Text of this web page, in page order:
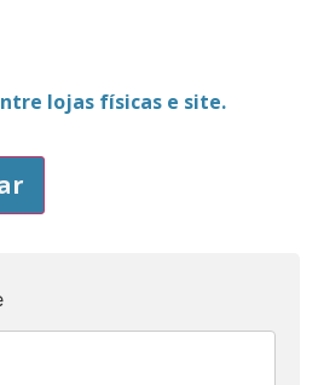
lojas físicas e site.